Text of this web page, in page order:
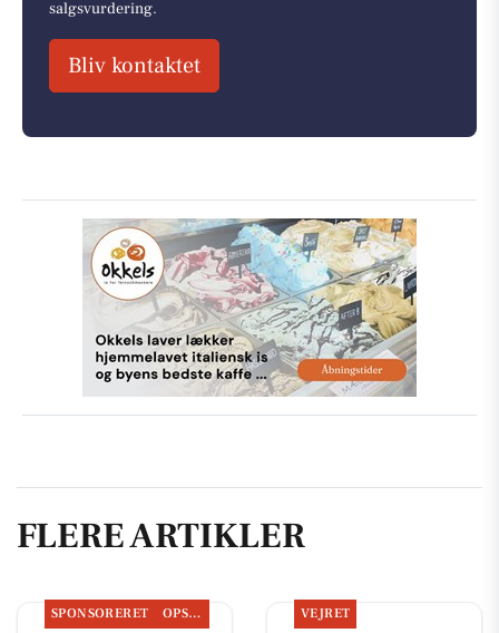
salgsvurdering.
Bliv kontaktet
FLERE ARTIKLER
SPONSORERET OPSLAGSTAVLEN VEJRET